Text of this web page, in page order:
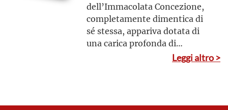
dell’Immacolata Concezione,
completamente dimentica di
sé stessa, appariva dotata di
una carica profonda di
serenità, nonché capacità di
di Dio e alla salvezza dei
Leggi altro >